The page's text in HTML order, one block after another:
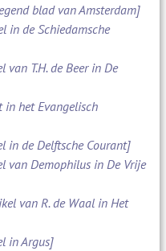
blad van Amsterdam]
in de Schiedamsche
T.H. de Beer in De
in het Evangelisch
in de Delftsche Courant]
van Demophilus in De Vrije
van R. de Waal in Het
in Argus]